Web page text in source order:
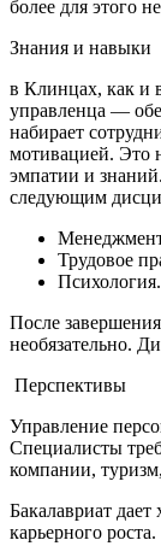
более для этого
Знания и навыки
в Клинцах, как и
управленца —
набирает
мотивацией. Это
эмпатии и
следующим
Трудовое
Психология.
После
необязательно.
Перспективы
Управление
Специалисты
компании,
Бакалавриат
карьерного роста.